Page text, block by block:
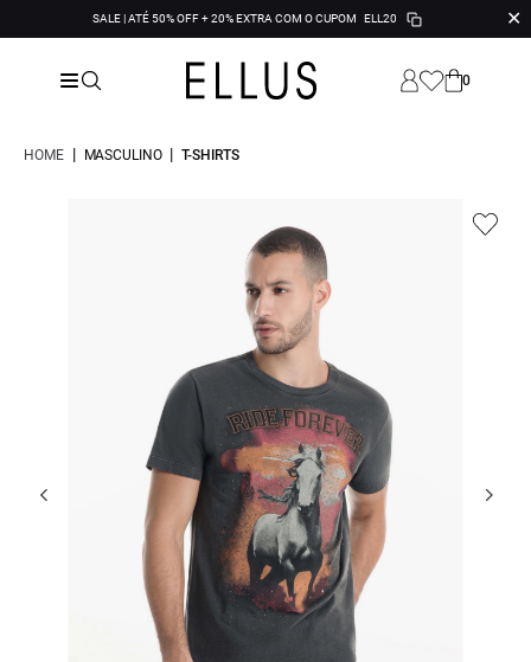
SALE | ATÉ 50% OFF + 20% EXTRA COM O CUPOM ELL20 ✕
0
HOME | MASCULINO | T-SHIRTS